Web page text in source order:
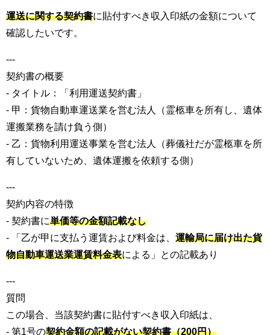
運送に関する契約書に貼付すべき収入印紙の金額について
確認したいです。
---
契約書の概要
- タイトル：「利用運送契約書」
- 甲：貨物自動車運送業を営む法人（霊柩車を所有し、遺体
運搬業務を請け負う側）
- 乙：貨物利用運送事業を営む法人（葬儀社だが霊柩車を所
有していないため、遺体運搬を依頼する側）
---
契約内容の特徴
- 契約書に単価等の金額記載なし
- 「乙が甲に支払う運賃および料金は、 運輸局に届け出た貨
物自動車運送業運賃料金表による」との記載あり
---
質問
この場合、当該契約書に貼付すべき収入印紙は、
- 第1号の契約金額の記載がない契約書（200円）